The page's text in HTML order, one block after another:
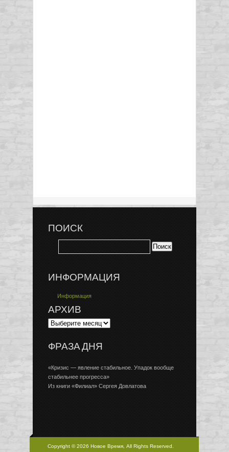
ПОИСК
ИНФОРМАЦИЯ
Информация
АРХИВ
ФРАЗА ДНЯ
«Кризис — явление стабильное. Упадок вообще
стабильнее прогресса»
Из книги «Филиал» Сергея Довлатова
Copyright © 2026 Новое Время, All Rights Reserved.